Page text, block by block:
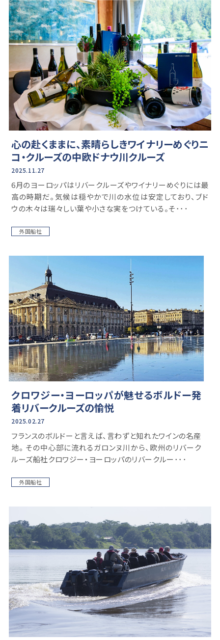
心の赴くままに、素晴らしきワイナリーめぐりニ
コ・クルーズの中欧ドナウ川クルーズ
2025.11.27
6月のヨーロッパはリバークルーズやワイナリーめぐりには最
高の時期だ。気候は穏やかで川の水位は安定しており、ブド
ウの木々は瑞々しい葉や小さな実をつけている。そ･･･
外国船社
クロワジー・ヨーロッパが魅せるボルドー発
着リバークルーズの愉悦
2025.02.27
フランスのボルドーと言えば、言わずと知れたワインの名産
地。 その中心部に流れるガロンヌ川から、欧州のリバーク
ルーズ船社クロワジー・ヨーロッパのリバークルー･･･
外国船社